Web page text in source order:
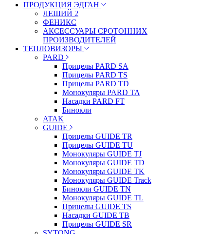
ПРОДУКЦИЯ ЭДГАН
ЛЕШИЙ 2
ФЕНИКС
АКСЕССУАРЫ СРОТОННИХ
ПРОИЗВОДИТЕЛЕЙ
ТЕПЛОВИЗОРЫ
PARD
Прицелы PARD SA
Прицелы PARD TS
Прицелы PARD TD
Монокуляры PARD TA
Насадки PARD FT
Бинокли
ATAK
GUIDE
Прицелы GUIDE TR
Прицелы GUIDE TU
Монокуляры GUIDE TJ
Монокуляры GUIDE TD
Монокуляры GUIDE TK
Монокуляры GUIDE Track
Бинокли GUIDE TN
Монокуляры GUIDE TL
Прицелы GUIDE TS
Насадки GUIDE TB
Прицелы GUIDE SR